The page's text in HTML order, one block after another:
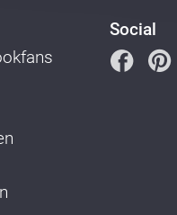
Social